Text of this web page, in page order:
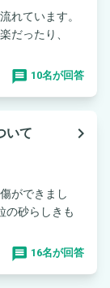
れています。
だったり、
10名が回答
いて
navigate_next
ができまし
の砂らしきも
16名が回答